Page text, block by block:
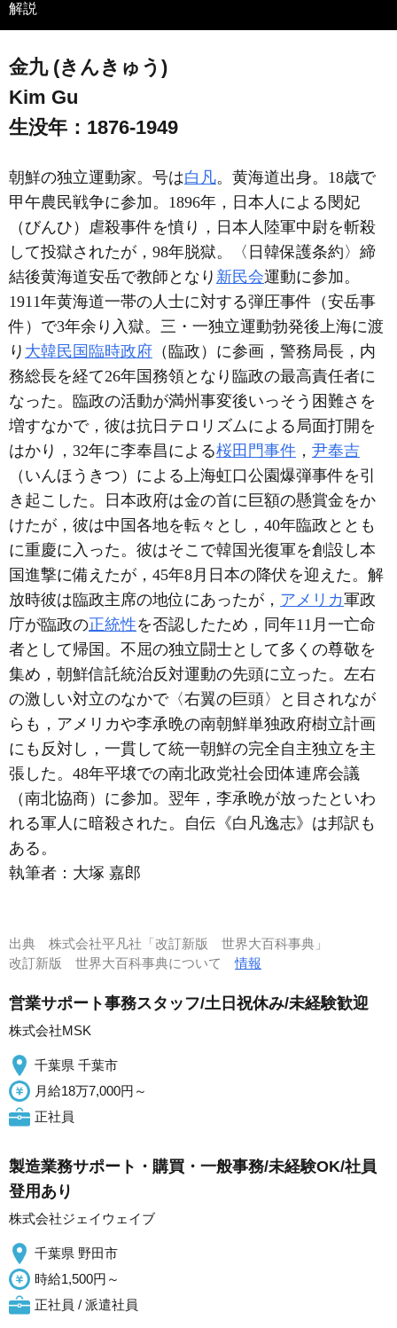
解説
金九 (きんきゅう)
Kim Gu
生没年：1876-1949
朝鮮の独立運動家。号は白凡。黄海道出身。18歳で
甲午農民戦争に参加。1896年，日本人による閔妃
（びんひ）虐殺事件を憤り，日本人陸軍中尉を斬殺
して投獄されたが，98年脱獄。〈日韓保護条約〉締
結後黄海道安岳で教師となり 新民会運動に参加。
1911年黄海道一帯の人士に対する弾圧事件（安岳事
件）で3年余り入獄。三・一独立運動勃発後上海に渡
り 大韓民国臨時政府 （臨政）に参画，警務局長，内
務総長を経て26年国務領となり臨政の最高責任者に
なった。臨政の活動が満州事変後いっそう困難さを
増すなかで，彼は抗日テロリズムによる局面打開を
はかり，32年に李奉昌による桜田門事件 ， 尹奉吉
（いんほうきつ）による上海虹口公園爆弾事件を引
き起こした。日本政府は金の首に巨額の懸賞金をか
けたが，彼は中国各地を転々とし，40年臨政ととも
に重慶に入った。彼はそこで韓国光復軍を創設し本
国進撃に備えたが，45年8月日本の降伏を迎えた。解
放時彼は臨政主席の地位にあったが， アメリカ軍政
庁が臨政の正統性を否認したため，同年11月一亡命
者として帰国。不屈の独立闘士として多くの尊敬を
集め，朝鮮信託統治反対運動の先頭に立った。左右
の激しい対立のなかで〈右翼の巨頭〉と目されなが
らも，アメリカや李承晩の南朝鮮単独政府樹立計画
にも反対し，一貫して統一朝鮮の完全自主独立を主
張した。48年平壌での南北政党社会団体連席会議
（南北協商）に参加。翌年，李承晩が放ったといわ
れる軍人に暗殺された。自伝《白凡逸志》は邦訳も
ある。
執筆者： 大塚 嘉郎
出典 株式会社平凡社「改訂新版 世界大百科事典」
改訂新版 世界大百科事典について情報
営業サポート事務スタッフ/土日祝休み/未経験歓迎
株式会社MSK
千葉県 千葉市
月給18万7,000円～
正社員
製造業務サポート・購買・一般事務/未経験OK/社員
登用あり
株式会社ジェイウェイブ
千葉県 野田市
時給1,500円～
正社員 / 派遣社員